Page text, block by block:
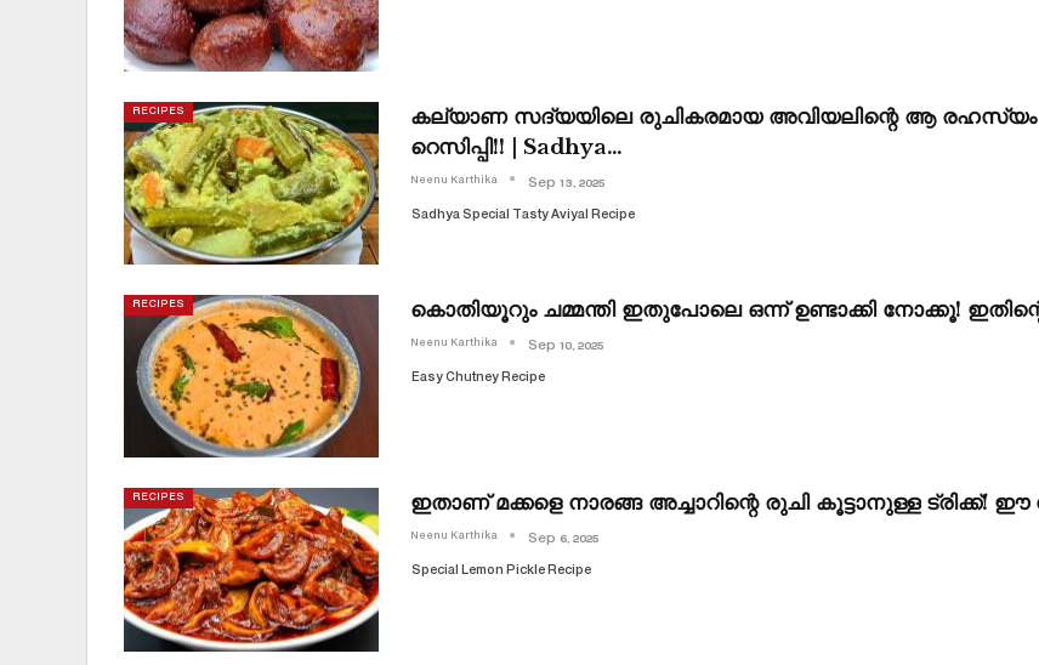
RECIPES
കല്യാണ സദ്യയിലെ രുചികരമായ അവിയലിന്റെ ആ
റെസിപ്പി!! | Sadhya…
Neenu Karthika Sep 13, 2025
Sadhya Special Tasty Aviyal Recipe
RECIPES കൊതിയൂറും ചമ്മന്തി ഇതുപോലെ ഒന്ന് ഉണ്ടാക്കി നോക്കൂ!
Neenu Karthika Sep 10, 2025
Easy Chutney Recipe
RECIPES ഇതാണ് മക്കളെ നാരങ്ങ അച്ചാറിന്റെ രുചി കൂട്ടാനുള്ള ട്രിക്ക്!
Neenu Karthika Sep 6, 2025
Special Lemon Pickle Recipe